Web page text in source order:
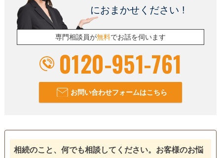
におまかせください !
専門相談員が無料でお話を伺います
0120-951-761
お問い合わせフォームはこちら
相続のこと、何でも相談してください。お客様のお悩